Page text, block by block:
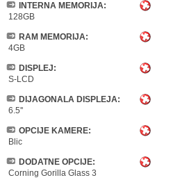
INTERNA MEMORIJA:
128GB
RAM MEMORIJA:
4GB
DISPLEJ:
S-LCD
DIJAGONALA DISPLEJA:
6.5''
OPCIJE KAMERE:
Blic
DODATNE OPCIJE:
Corning Gorilla Glass 3